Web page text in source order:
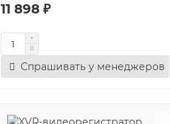
11 898 ₽
Спрашивать у менеджеров